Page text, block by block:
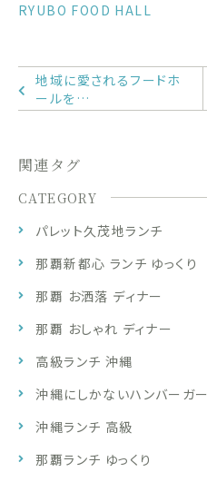
RYUBO FOOD HALL
地域に愛されるフードホ
ールを…
関連タグ
CATEGORY
パレット久茂地ランチ
那覇新都心 ランチ ゆっくり
那覇 お洒落 ディナー
那覇 おしゃれ ディナー
高級ランチ 沖縄
沖縄にしかないハンバーガー
沖縄ランチ 高級
那覇ランチ ゆっくり